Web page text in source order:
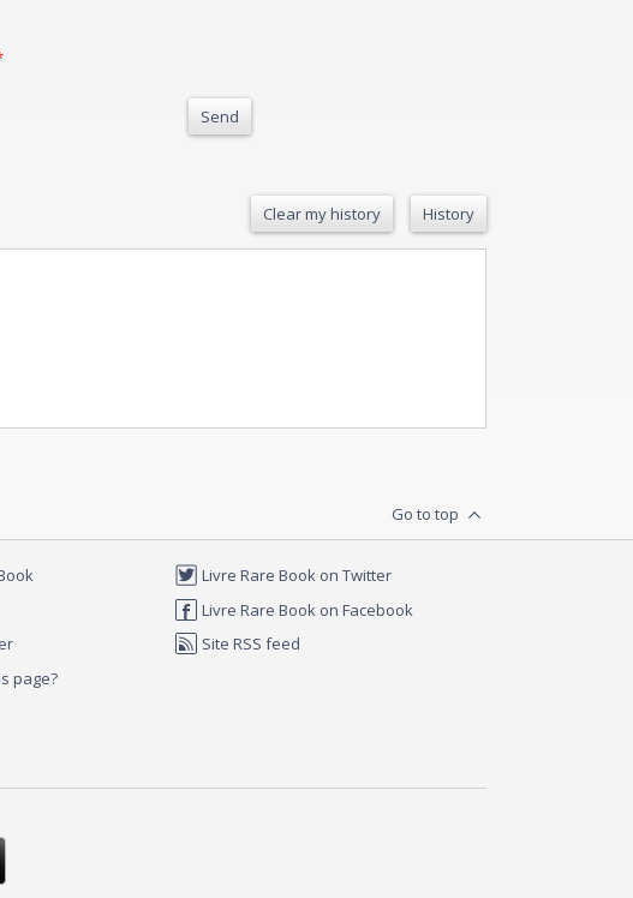
Send
Clear my history History
Go to top
page?
Livre Rare Book on Twitter
Livre Rare Book on Facebook
Site RSS feed